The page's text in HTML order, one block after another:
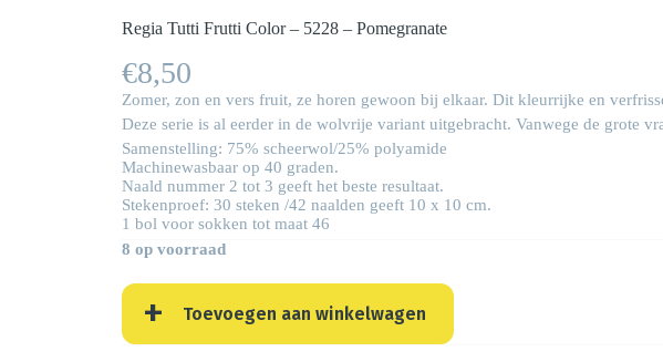
Regia Tutti Frutti Color – 5228 – Pomegranate
€8,50
Zomer, zon en vers fruit, ze horen gewoon bij elkaar. Dit kleurrijke en
Deze serie is al eerder in de wolvrije variant uitgebracht. Vanwege de grote
Samenstelling: 75% scheerwol/25% polyamide
Machinewasbaar op 40 graden.
Naald nummer 2 tot 3 geeft het beste resultaat.
Stekenproef: 30 steken /42 naalden geeft 10 x 10 cm.
1 bol voor sokken tot maat 46
8 op voorraad
Toevoegen aan winkelwagen